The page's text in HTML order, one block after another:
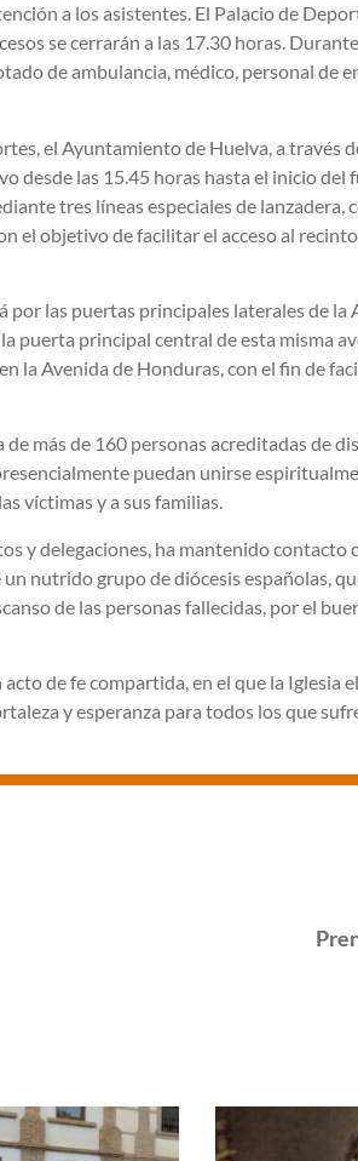
a los asistentes. El Palacio de
se cerrarán a las 17.30 horas.
de ambulancia, médico, personal de
el Ayuntamiento de Huelva, a través
desde las 15.45 horas hasta el inicio del
tres líneas especiales de lanzadera,
el objetivo de facilitar el acceso al
por las puertas principales laterales de la
puerta principal central de esta misma
la Avenida de Honduras, con el fin de
más de 160 personas acreditadas de
puedan unirse
víctimas y a sus familias.
y delegaciones, ha mantenido contacto
nutrido grupo de diócesis españolas,
de las personas fallecidas, por el
de fe compartida, en el que la Iglesia
y esperanza para todos los que